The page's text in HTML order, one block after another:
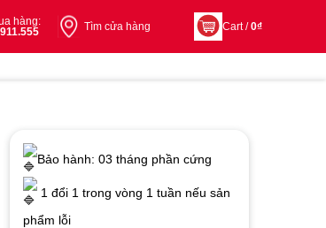
hàng:
Tìm cửa hàng Cart /0₫
Bảo hành: 03 tháng phần cứng
1 đổi 1 trong vòng 1 tuần nếu sản
phẩm lỗi